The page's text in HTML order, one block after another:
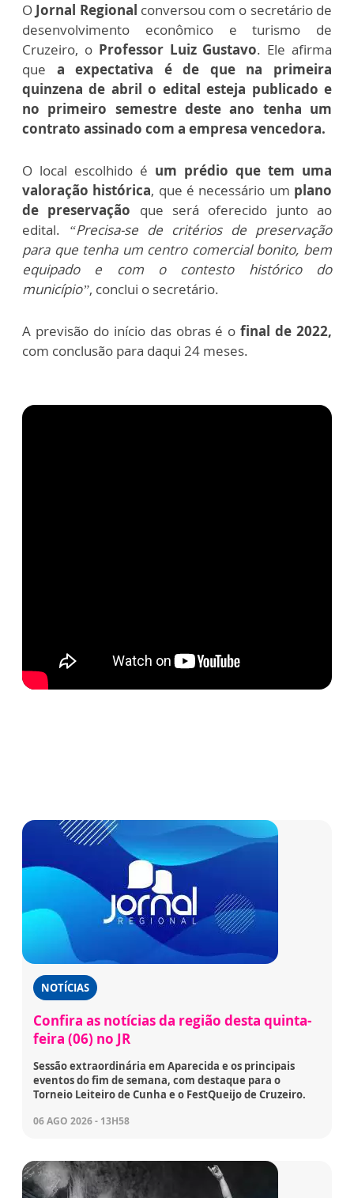
O Jornal Regional conversou com o secretário de
desenvolvimento econômico e turismo de
Cruzeiro, o Professor Luiz Gustavo. Ele afirma
que a expectativa é de que na primeira
quinzena de abril o edital esteja publicado e
no primeiro semestre deste ano tenha um
contrato assinado com a empresa vencedora.
O local escolhido é um prédio que tem uma
valoração histórica, que é necessário um plano
de preservação que será oferecido junto ao
edital. “Precisa-se de critérios de preservação
para que tenha um centro comercial bonito, bem
equipado e com o contesto histórico do
município”, conclui o secretário.
A previsão do início das obras é ofinal de 2022,
com conclusão para daqui 24 meses.
NOTÍCIAS
Confira as notícias da região desta quinta-
feira (06) no JR
Sessão extraordinária em Aparecida e os principais
eventos do fim de semana, com destaque para o
Torneio Leiteiro de Cunha e o FestQueijo de Cruzeiro.
06 AGO 2026 - 13H58